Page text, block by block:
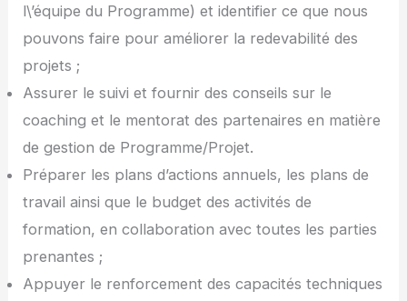
l\’équipe du Programme) et identifier ce que nous
pouvons faire pour améliorer la redevabilité des
projets ;
Assurer le suivi et fournir des conseils sur le
coaching et le mentorat des partenaires en matière
de gestion de Programme/Projet.
Préparer les plans d’actions annuels, les plans de
travail ainsi que le budget des activités de
formation, en collaboration avec toutes les parties
prenantes ;
Appuyer le renforcement des capacités techniques